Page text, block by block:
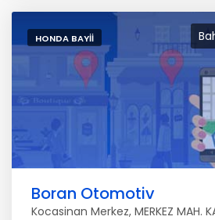
HONDA BAYII
Boran Otomotiv
Kocasinan Merkez, MERKEZ MAH.